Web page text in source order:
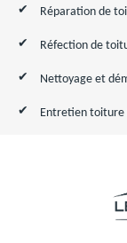
Réparation de
Réfection de
Nettoyage et
Entretien toiture